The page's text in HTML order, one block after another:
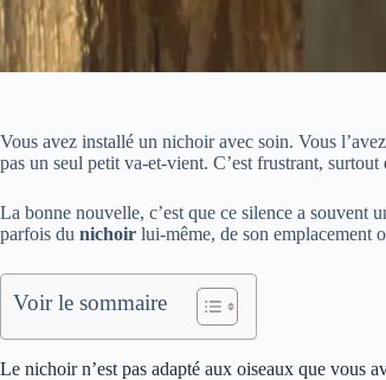
Vous avez installé un nichoir avec soin. Vous
pas un seul petit va-et-vient. C’est frustrant,
La bonne nouvelle, c’est que ce silence a
parfois du nichoir lui-même, de son emplacement
Voir le sommaire
Le nichoir n’est pas adapté aux oiseaux que vous